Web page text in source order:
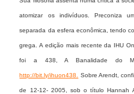
atomizar os indivíduos. Preconiza
separada da esfera econômica, tendo
grega. A edição mais recente da IHU
foi a 438, A Banalidade do
http://bit.ly/ihuon438. Sobre Arendt,
de 12-12- 2005, sob o título Hannah